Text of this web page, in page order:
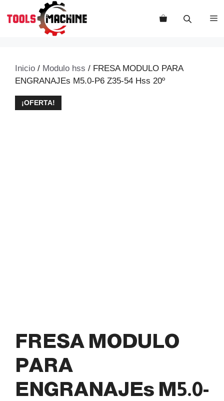
Inicio / Modulo hss / FRESA MODULO PARA
ENGRANAJEs M5.0-P6 Z35-54 Hss 20º
¡OFERTA!
FRESA MODULO
PARA
ENGRANAJEs M5.0-